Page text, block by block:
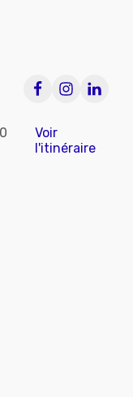
Voir
l'itinéraire